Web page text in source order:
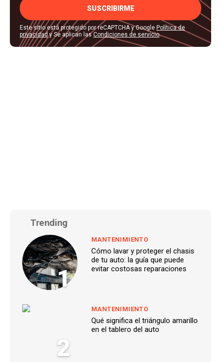
SUSCRIBIRME
Este sitio está protegido por reCAPTCHA y Google Política de
privacidady Se aplican lasCondiciones de servicio.
Trending
1
MANTENIMIENTO
Cómo lavar y proteger el chasis
de tu auto: la guía que puede
evitar costosas reparaciones
2
MANTENIMIENTO
Qué significa el triángulo amarillo
en el tablero del auto